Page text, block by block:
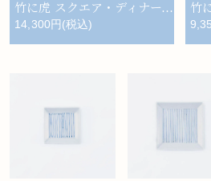
竹に虎 スクエア・ディナープレート
14,300円(税込)
竹